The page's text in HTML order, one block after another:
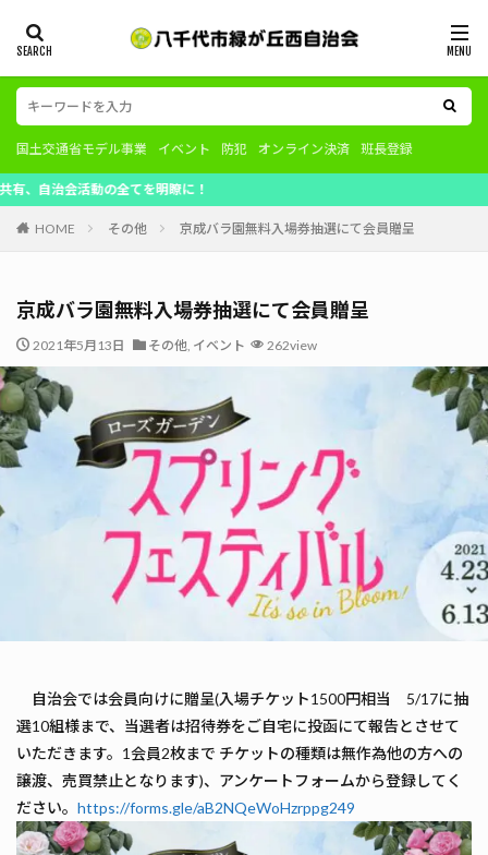
国土交通省モデル事業 イベント 防犯 オンライン決済 班長登録
動の全てを明瞭に！
HOME その他 京成バラ園無料入場券抽選にて会員贈呈
京成バラ園無料入場券抽選にて会員贈呈
2021年5月13日 その他, イベント 262view
自治会では会員向けに贈呈(入場チケット1500円相当 5/17に抽
選10組様まで、当選者は招待券をご自宅に投函にて報告とさせて
いただきます。1会員2枚まで チケットの種類は無作為他の方への
譲渡、売買禁止となります)、アンケートフォームから登録してく
ださい。 https://forms.gle/aB2NQeWoHzrppg249